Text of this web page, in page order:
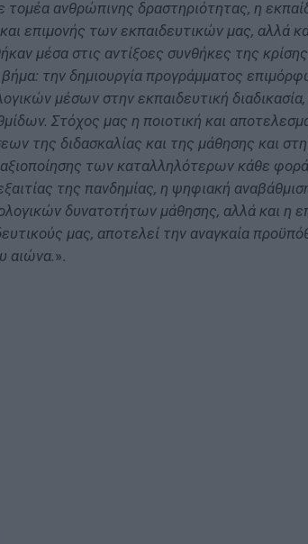
τομέα ανθρώπινης δραστηριότητας, η
επιμονής των εκπαιδευτικών μας, αλλά
μέσα στις αντίξοες συνθήκες της
την δημιουργία προγράμματος
μέσων στην εκπαιδευτική
Στόχος μας η ποιοτική και
της διδασκαλίας και της μάθησης και
αξιοποίησης των καταλληλότερων κάθε
της πανδημίας, η ψηφιακή
δυνατοτήτων μάθησης, αλλά και η
μας, αποτελεί την αναγκαία
αιώνα.».